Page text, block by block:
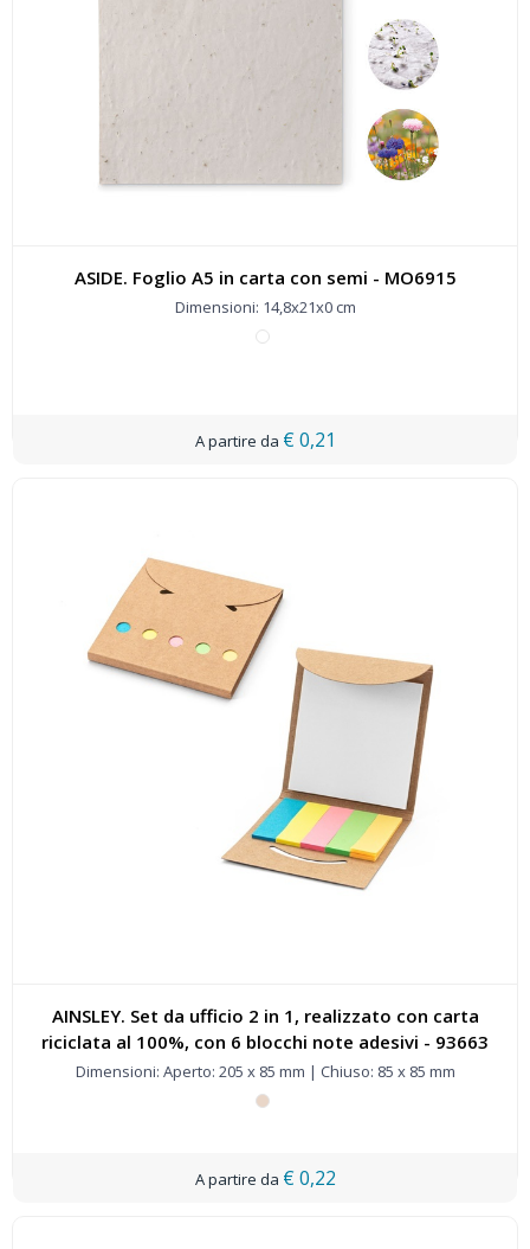
ASIDE. Foglio A5 in carta con semi - MO6915
Dimensioni: 14,8x21x0 cm
€ 0,21
AINSLEY. Set da ufficio 2 in 1, realizzato con carta
riciclata al 100%, con 6 blocchi note adesivi - 93663
Dimensioni: Aperto: 205 x 85 mm | Chiuso: 85 x 85 mm
€ 0,22